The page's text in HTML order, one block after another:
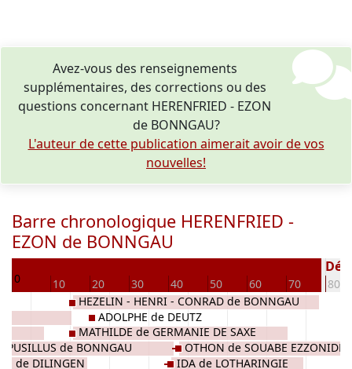
Avez-vous des renseignements
supplémentaires, des corrections ou des
questions concernant HERENFRIED - EZON
de BONNGAU?
L'auteur de cette publication aimerait avoir de vos
nouvelles!
Barre chronologique HERENFRIED -
EZON de BONNGAU
0 10 20 30 40 50 60 70 80
PUSILLUS de BONNGAU
de DILINGEN
HEZELIN - HENRI - CONRAD de BONNGAU
MATHILDE de GERMANIE DE SAXE
ADOLPHE de DEUTZ
IDA de LOTHARINGIE
OTHON de SOUABE EZZONIDES